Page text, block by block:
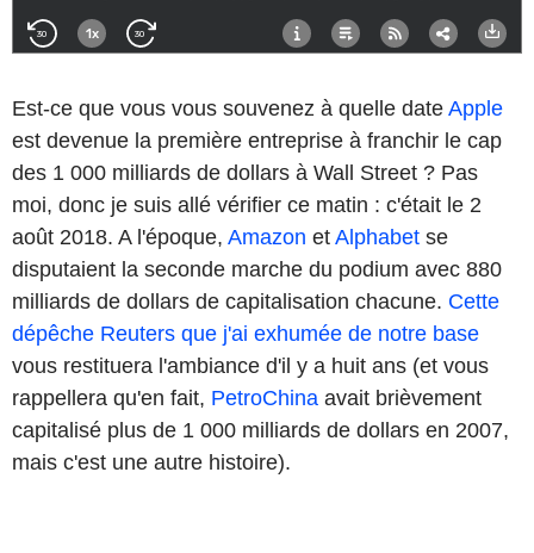
Est-ce que vous vous souvenez à quelle date Apple
est devenue la première entreprise à franchir le cap
des 1 000 milliards de dollars à Wall Street ? Pas
moi, donc je suis allé vérifier ce matin : c'était le 2
août 2018. A l'époque, Amazon et Alphabet se
disputaient la seconde marche du podium avec 880
milliards de dollars de capitalisation chacune. Cette
dépêche Reuters que j'ai exhumée de notre base
vous restituera l'ambiance d'il y a huit ans (et vous
rappellera qu'en fait, PetroChina avait brièvement
capitalisé plus de 1 000 milliards de dollars en 2007,
mais c'est une autre histoire).